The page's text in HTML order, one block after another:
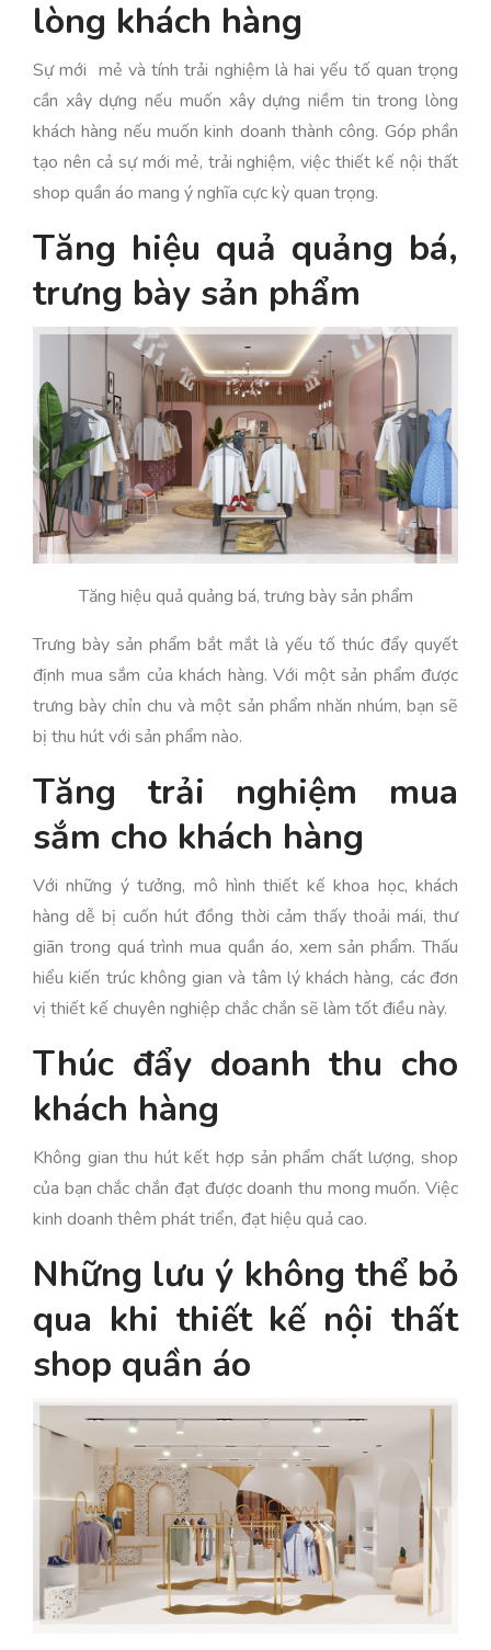
lòng khách hàng
Sự mới mẻ và tính trải nghiệm là hai yếu tố quan trọng
cần xây dựng nếu muốn xây dựng niềm tin trong lòng
khách hàng nếu muốn kinh doanh thành công. Góp phần
tạo nên cả sự mới mẻ, trải nghiệm, việc thiết kế nội thất
shop quần áo mang ý nghĩa cực kỳ quan trọng.
Tăng hiệu quả quảng bá,
trưng bày sản phẩm
Tăng hiệu quả quảng bá, trưng bày sản phẩm
Trưng bày sản phẩm bắt mắt là yếu tố thúc đẩy quyết
định mua sắm của khách hàng. Với một sản phẩm được
trưng bày chỉn chu và một sản phẩm nhăn nhúm, bạn sẽ
bị thu hút với sản phẩm nào.
Tăng trải nghiệm mua
sắm cho khách hàng
Với những ý tưởng, mô hình thiết kế khoa học, khách
hàng dễ bị cuốn hút đồng thời cảm thấy thoải mái, thư
giãn trong quá trình mua quần áo, xem sản phẩm. Thấu
hiểu kiến trúc không gian và tâm lý khách hàng, các đơn
vị thiết kế chuyên nghiệp chắc chắn sẽ làm tốt điều này.
Thúc đẩy doanh thu cho
khách hàng
Không gian thu hút kết hợp sản phẩm chất lượng, shop
của bạn chắc chắn đạt được doanh thu mong muốn. Việc
kinh doanh thêm phát triển, đạt hiệu quả cao.
Những lưu ý không thể bỏ
qua khi thiết kế nội thất
shop quần áo